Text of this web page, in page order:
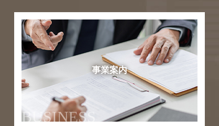
事業案内
BUSINESS